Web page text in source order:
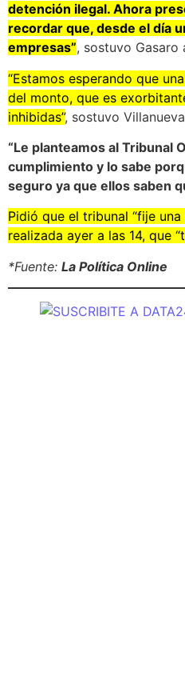
detención ilegal. Ahora
recordar que, desde el día
empresas”, sostuvo Gasaro
“Estamos esperando que
del monto, que es
inhibidas”, sostuvo
“Le planteamos al Tribunal
cumplimiento y lo sabe
seguro ya que ellos saben
Pidió que el tribunal “fije
realizada ayer a las 14, que
*Fuente: La Política Online